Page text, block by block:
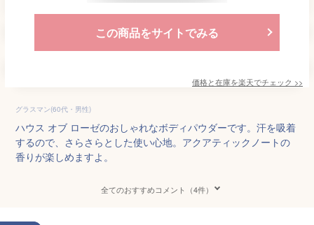
この商品をサイトでみる
価格と在庫を楽天でチェック >>
グラスマン(60代・男性)
ハウス オブ ローゼのおしゃれなボディパウダーです。汗を吸着
するので、さらさらとした使い心地。アクアティックノートの
香りが楽しめますよ。
全てのおすすめコメント（4件）